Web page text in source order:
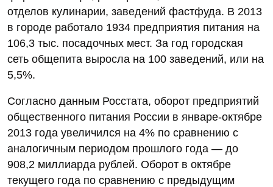
отделов кулинарии, заведений фастфуда. В 2013
в городе работало 1934 предприятия питания на
106,3 тыс. посадочных мест. За год городская
сеть общепита выросла на 100 заведений, или на
5,5%.
Согласно данным Росстата, оборот предприятий
общественного питания России в январе-октябре
2013 года увеличился на 4% по сравнению с
аналогичным периодом прошлого года — до
908,2 миллиарда рублей. Оборот в октябре
текущего года по сравнению с предыдущим